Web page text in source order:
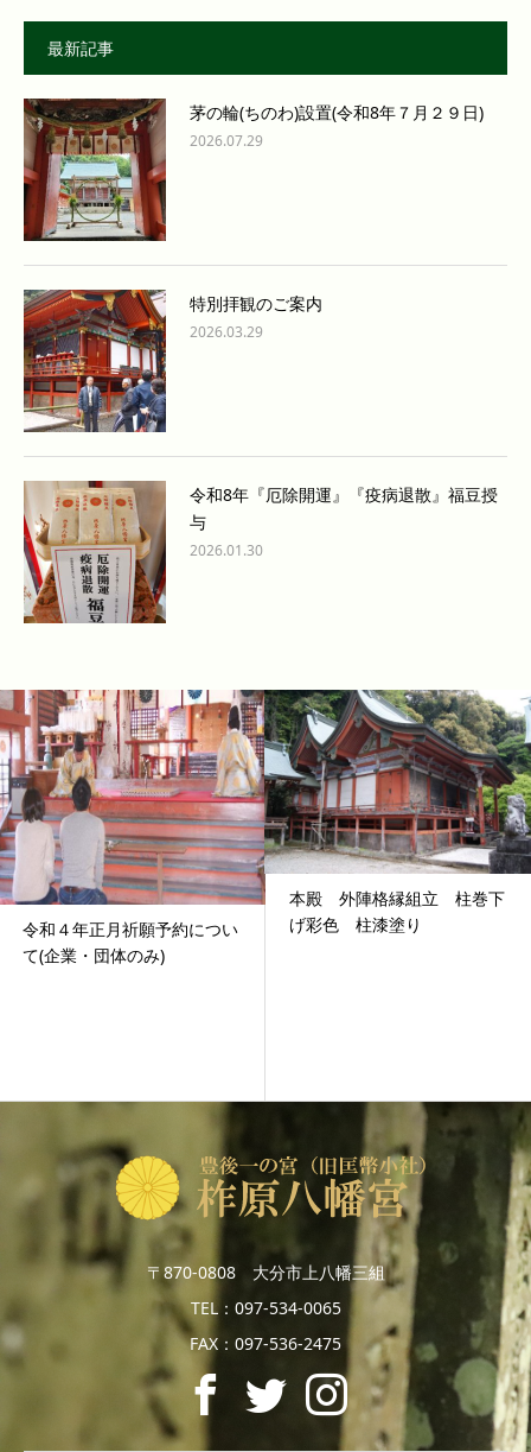
最新記事
茅の輪(ちのわ)設置(令和8年７月２９日)
2026.07.29
特別拝観のご案内
2026.03.29
令和8年『厄除開運』『疫病退散』福豆授
与
2026.01.30
令和４年正月祈願予約につい
て(企業・団体のみ)
本殿 外陣格縁組立 柱巻下
げ彩色 柱漆塗り
〒870-0808 大分市上八幡三組
TEL：097-534-0065
FAX：097-536-2475